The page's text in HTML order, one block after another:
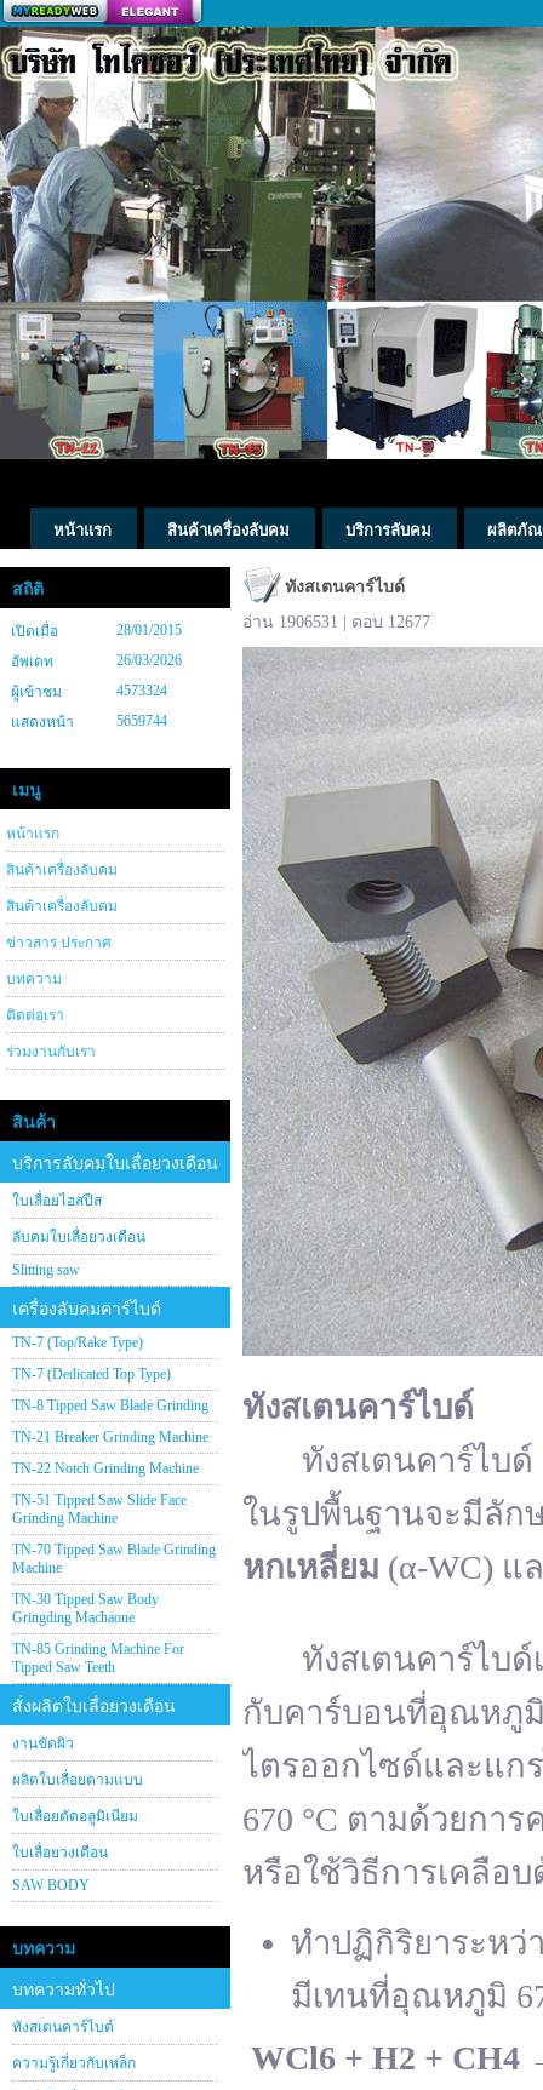
สร้างเว็บ
หน้าแรก สินค้าเครื่องลับคม บริการลับคม ผลิตภัณ
สถิติ
เปิดเมื่อ
28/01/2015
อัพเดท
26/03/2026
ผู้เข้าชม
4573324
แสดงหน้า
5659744
เมนู
หน้าแรก
สินค้าเครื่องลับคม
สินค้าเครื่องลับคม
ข่าวสาร ประกาศ
บทความ
ติดต่อเรา
ร่วมงานกับเรา
สินค้า
บริการลับคมใบเลื่อยวงเดือน
ใบเลื่อยไฮสปีส
ลับคมใบเลื่อยวงเดือน
Slitting saw
เครื่องลับคมคาร์ไบด์
TN-7 (Top/Rake Type)
TN-7 (Dedicated Top Type)
TN-8 Tipped Saw Blade Grinding
TN-21 Breaker Grinding Machine
TN-22 Notch Grinding Machine
TN-51 Tipped Saw Slide Face
Grinding Machine
TN-70 Tipped Saw Blade Grinding
Machine
TN-30 Tipped Saw Body
Gringding Machaone
TN-85 Grinding Machine For
Tipped Saw Teeth
สั่งผลิตใบเลื่อยวงเดือน
งานขัดผิว
ผลิตใบเลื่อยตามแบบ
ใบเลื่อยตัดอลูมิเนียม
ใบเลื่อยวงเดือน
SAW BODY
บทความ
บทความทั่วไป
ทังสเตนคาร์ไบด์
ความรู้เกี่ยวกับเหล็ก
ทังสเตนคาร์ไบด์
อ่าน 1906531 | ตอบ 12677
ทังสเตนคาร์ไบด์
ทังสเตนคาร์ไบด์ (
ในรูปพื้นฐานจะมีลัก
หกเหลี่ยม (α-WC) แ
ทังสเตนคาร์ไบด์เ
กับคาร์บอนที่อุณหภูมิ
ไตรออกไซด์และแก
670 °C ตามด้วยกา
หรือใช้วิธีการเคลือบ
ทำปฏิกิริยาระหว่
มีเทนที่อุณหภูมิ
WCl6 + H2 + CH4